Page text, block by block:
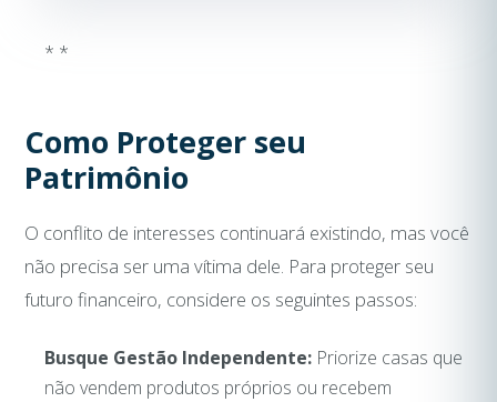
* *
Como Proteger seu
Patrimônio
O conflito de interesses continuará existindo, mas você
não precisa ser uma vítima dele. Para proteger seu
futuro financeiro, considere os seguintes passos:
Busque Gestão Independente:Priorize casas que
não vendem produtos próprios ou recebem